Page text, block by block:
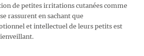
de petites irritations cutanées comme
rassurent en sachant que
et intellectuel de leurs petits est